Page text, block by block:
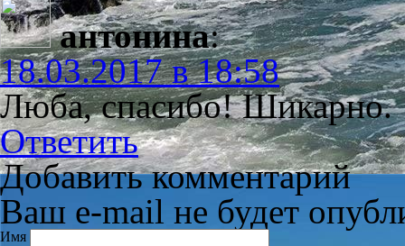
антонина:
18.03.2017 в 18:58
Люба, спасибо! Шикарно.
Ответить
Добавить комментарий
Ваш e-mail не будет
Имя